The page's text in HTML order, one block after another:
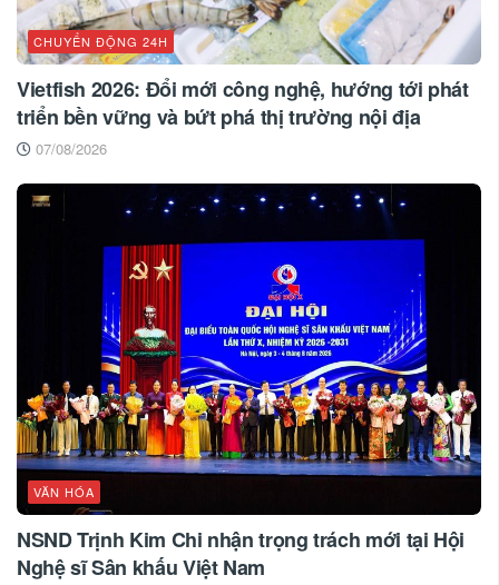
CHUYỂN ĐỘNG 24H
Vietfish 2026: Đổi mới công nghệ, hướng tới phát
triển bền vững và bứt phá thị trường nội địa
07/08/2026
VĂN HÓA
NSND Trịnh Kim Chi nhận trọng trách mới tại Hội
Nghệ sĩ Sân khấu Việt Nam